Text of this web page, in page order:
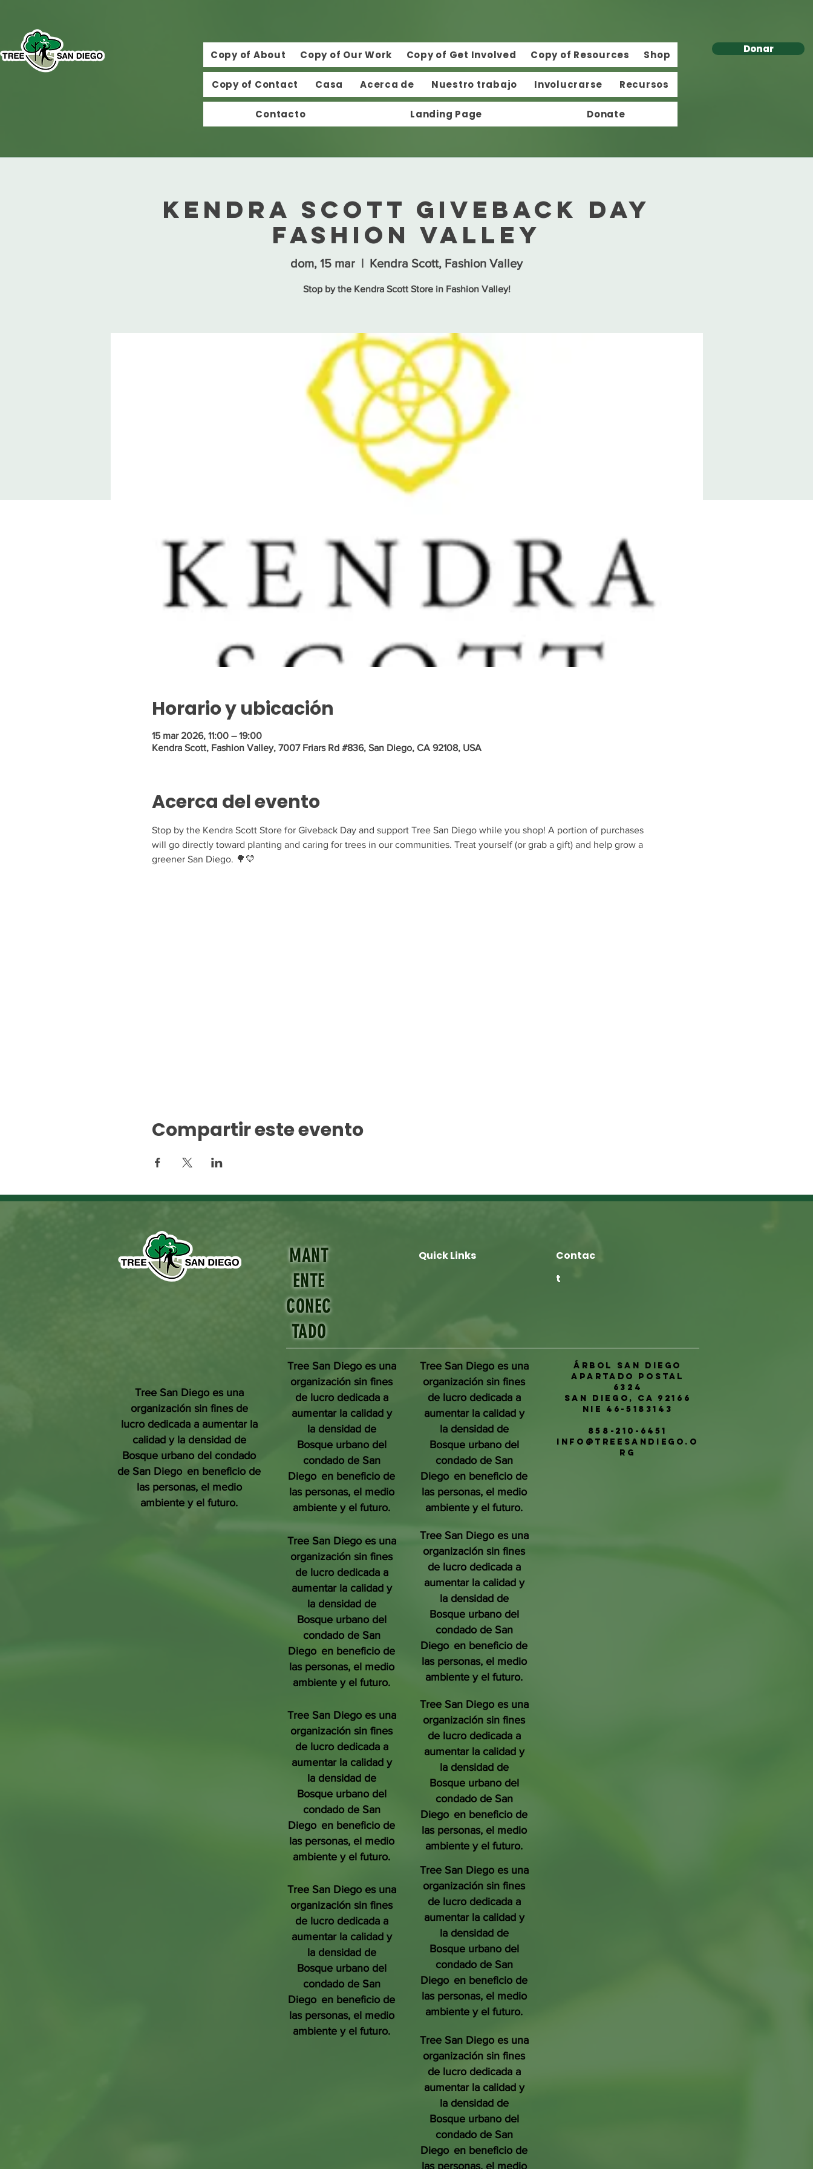
Copy of About Copy of Our Work Copy of Get Involved Copy of Resources Shop
Copy of Contact Casa Acerca de Nuestro trabajo Involucrarse Recursos
Contacto Landing Page Donate
Donar
Kendra Scott Giveback Day
Fashion Valley
dom, 15 mar
  |
Kendra Scott, Fashion Valley
Stop by the Kendra Scott Store in Fashion Valley!
Horario y ubicación
15 mar 2026, 11:00 – 19:00
Kendra Scott, Fashion Valley, 7007 Friars Rd #836, San Diego, CA 92108, USA
Acerca del evento
Stop by the Kendra Scott Store for Giveback Day and support Tree San Diego while you shop! A portion of purchases
will go directly toward planting and caring for trees in our communities. Treat yourself (or grab a gift) and help grow a
greener San Diego. 🌳💛
Compartir este evento
Tree San Diego es una
organización sin fines de
lucro dedicada a aumentar la
calidad y la densidad de
Bosque urbano del condado
de San Diego en beneficio de
las personas, el medio
ambiente y el futuro.
MANT
ENTE
CONEC
TADO
Quick Links
Contac
t
Tree San Diego es una
organización sin fines
de lucro dedicada a
aumentar la calidad y
la densidad de
Bosque urbano del
condado de San
Diego en beneficio de
las personas, el medio
ambiente y el futuro.
Tree San Diego es una
organización sin fines
de lucro dedicada a
aumentar la calidad y
la densidad de
Bosque urbano del
condado de San
Diego en beneficio de
las personas, el medio
ambiente y el futuro.
Tree San Diego es una
organización sin fines
de lucro dedicada a
aumentar la calidad y
la densidad de
Bosque urbano del
condado de San
Diego en beneficio de
las personas, el medio
ambiente y el futuro.
Tree San Diego es una
organización sin fines
de lucro dedicada a
aumentar la calidad y
la densidad de
Bosque urbano del
condado de San
Diego en beneficio de
las personas, el medio
ambiente y el futuro.
Tree San Diego es una
organización sin fines
de lucro dedicada a
aumentar la calidad y
la densidad de
Bosque urbano del
condado de San
Diego en beneficio de
las personas, el medio
ambiente y el futuro.
Tree San Diego es una
organización sin fines
de lucro dedicada a
aumentar la calidad y
la densidad de
Bosque urbano del
condado de San
Diego en beneficio de
las personas, el medio
ambiente y el futuro.
Tree San Diego es una
organización sin fines
de lucro dedicada a
aumentar la calidad y
la densidad de
Bosque urbano del
condado de San
Diego en beneficio de
las personas, el medio
ambiente y el futuro.
Tree San Diego es una
organización sin fines
de lucro dedicada a
aumentar la calidad y
la densidad de
Bosque urbano del
condado de San
Diego en beneficio de
las personas, el medio
ambiente y el futuro.
Tree San Diego es una
organización sin fines
de lucro dedicada a
aumentar la calidad y
la densidad de
Bosque urbano del
condado de San
Diego en beneficio de
las personas, el medio
Árbol San Diego
Apartado postal
6324
San Diego, CA 92166
NIE 46-5183143
858-210-6451
info@treesandiego.o
rg